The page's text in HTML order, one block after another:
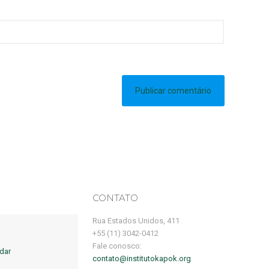
CONTATO
Rua Estados Unidos, 411
+55 (11) 3042-0412
Fale conosco:
contato@institutokapok.org